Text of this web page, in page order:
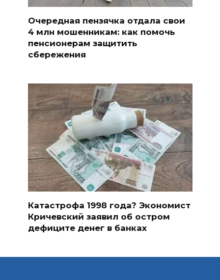
Очередная пензячка отдала свои
4 млн мошенникам: как помочь
пенсионерам защитить
сбережения
Катастрофа 1998 года? Экономист
Кричевский заявил об остром
дефиците денег в банках